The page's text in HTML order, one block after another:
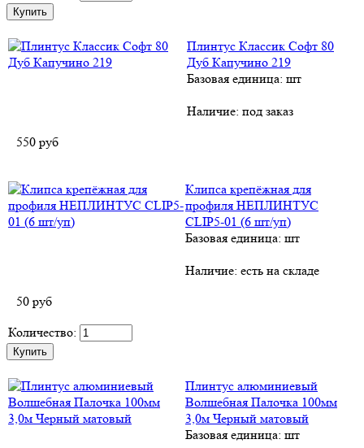
Плинтус Классик Софт 80
Дуб Капучино 219
Базовая единица: шт
Наличие: под заказ
550 руб
Клипса крепёжная для
профиля НЕПЛИНТУС
CLIP5-01 (6 шт/уп)
Базовая единица: шт
Наличие: есть на складе
50 руб
Количество:
Плинтус алюминиевый
Волшебная Палочка 100мм
3,0м Черный матовый
Базовая единица: шт